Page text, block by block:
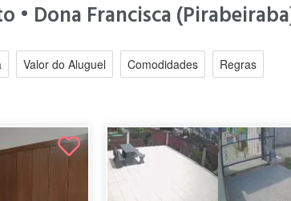
Dona Francisca
Valor do Aluguel Comodidades Regras